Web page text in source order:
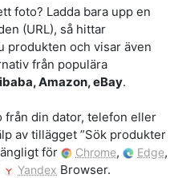
foto? Ladda bara upp en
(URL), så hittar
produkten och visar även
från populära
Amazon, eBay.
din dator, telefon eller
av tillägget ”Sök produkter
för
Chrome, Edge,
Yandex Browser.